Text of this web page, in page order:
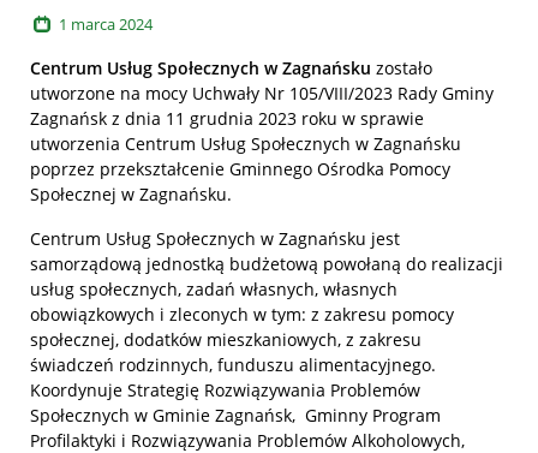
1 marca2024
Centrum Usług Społecznych w Zagnańsku zostało
utworzone na mocy Uchwały Nr 105/VIII/2023 Rady Gminy
Zagnańsk z dnia 11 grudnia 2023 roku w sprawie
utworzenia Centrum Usług Społecznych w Zagnańsku
poprzez przekształcenie Gminnego Ośrodka Pomocy
Społecznej w Zagnańsku.
Centrum Usług Społecznych w Zagnańsku jest
samorządową jednostką budżetową powołaną do realizacji
usług społecznych, zadań własnych, własnych
obowiązkowych i zleconych w tym: z zakresu pomocy
społecznej, dodatków mieszkaniowych, z zakresu
świadczeń rodzinnych, funduszu alimentacyjnego.
Koordynuje Strategię Rozwiązywania Problemów
Społecznych w Gminie Zagnańsk, Gminny Program
Profilaktyki i Rozwiązywania Problemów Alkoholowych,